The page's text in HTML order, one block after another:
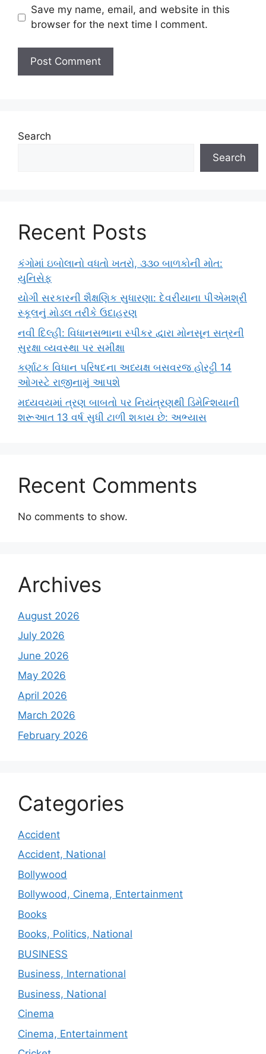
Save my name, email, and website in this
browser for the next time I comment.
Search
Search
Recent Posts
કંગોમાં ઇબોલાનો વધતો ખતરો, ૩૩૦ બાળકોની મોત:
યુનિસેફ
યોગી સરકારની શૈક્ષણિક સુધારણા: દેવરીયાના પીએમશ્રી
સ્કૂલનું મોડલ તરીકે ઉદાહરણ
નવી દિલ્હી: વિધાનસભાના સ્પીકર દ્વારા મોનસૂન સત્રની
સુરક્ષા વ્યવસ્થા પર સમીક્ષા
કર્ણાટક વિધાન પરિષદના અધ્યક્ષ બસવરજ હોરટ્ટી 14
ઓગસ્ટે રાજીનામું આપશે
મધ્યવયમાં ત્રણ બાબતો પર નિયંત્રણથી ડિમેન્શિયાની
શરૂઆત 13 વર્ષ સુધી ટાળી શકાય છે: અભ્યાસ
Recent Comments
No comments to show.
Archives
August 2026
July 2026
June 2026
May 2026
April 2026
March 2026
February 2026
Categories
Accident
Accident, National
Bollywood
Bollywood, Cinema, Entertainment
Books
Books, Politics, National
BUSINESS
Business, International
Business, National
Cinema
Cinema, Entertainment